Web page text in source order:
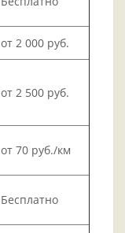
от 2 000 руб.
от 2 500 руб.
от 70 руб./км
Бесплатно